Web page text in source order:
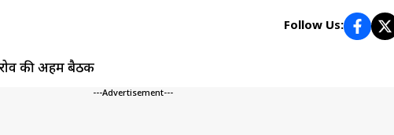
Follow Us:
---Advertisement---